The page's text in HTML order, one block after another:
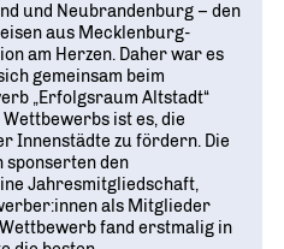
und Neubrandenburg – den
aus Mecklenburg-
am Herzen. Daher war es
gemeinsam beim
„Erfolgsraum Altstadt“
ist es, die
Innenstädte zu fördern. Die
sponserten den
Jahresmitgliedschaft,
als Mitglieder
fand erstmalig in